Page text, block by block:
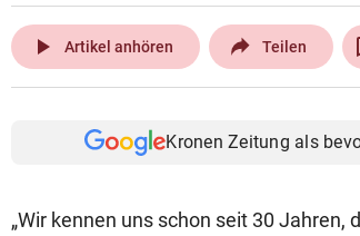
play_arrow Artikel anhören Teilen
Kronen Zeitung als
„Wir kennen uns schon seit 30 Jahren,